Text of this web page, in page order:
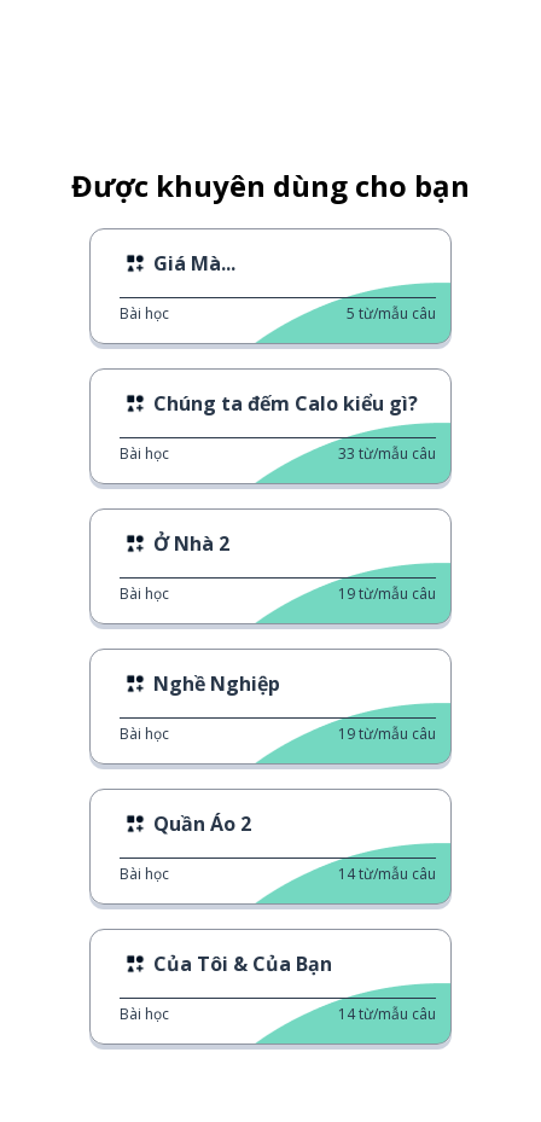
Được khuyên dùng cho bạn
Giá Mà...
Bài học 5 từ/mẫu câu
Chúng ta đếm Calo kiểu gì?
Bài học 33 từ/mẫu câu
Ở Nhà 2
Bài học 19từ/mẫu câu
Nghề Nghiệp
Bài học 19từ/mẫu câu
Quần Áo 2
Bài học 14từ/mẫu câu
Của Tôi & Của Bạn
Bài học 14từ/mẫu câu